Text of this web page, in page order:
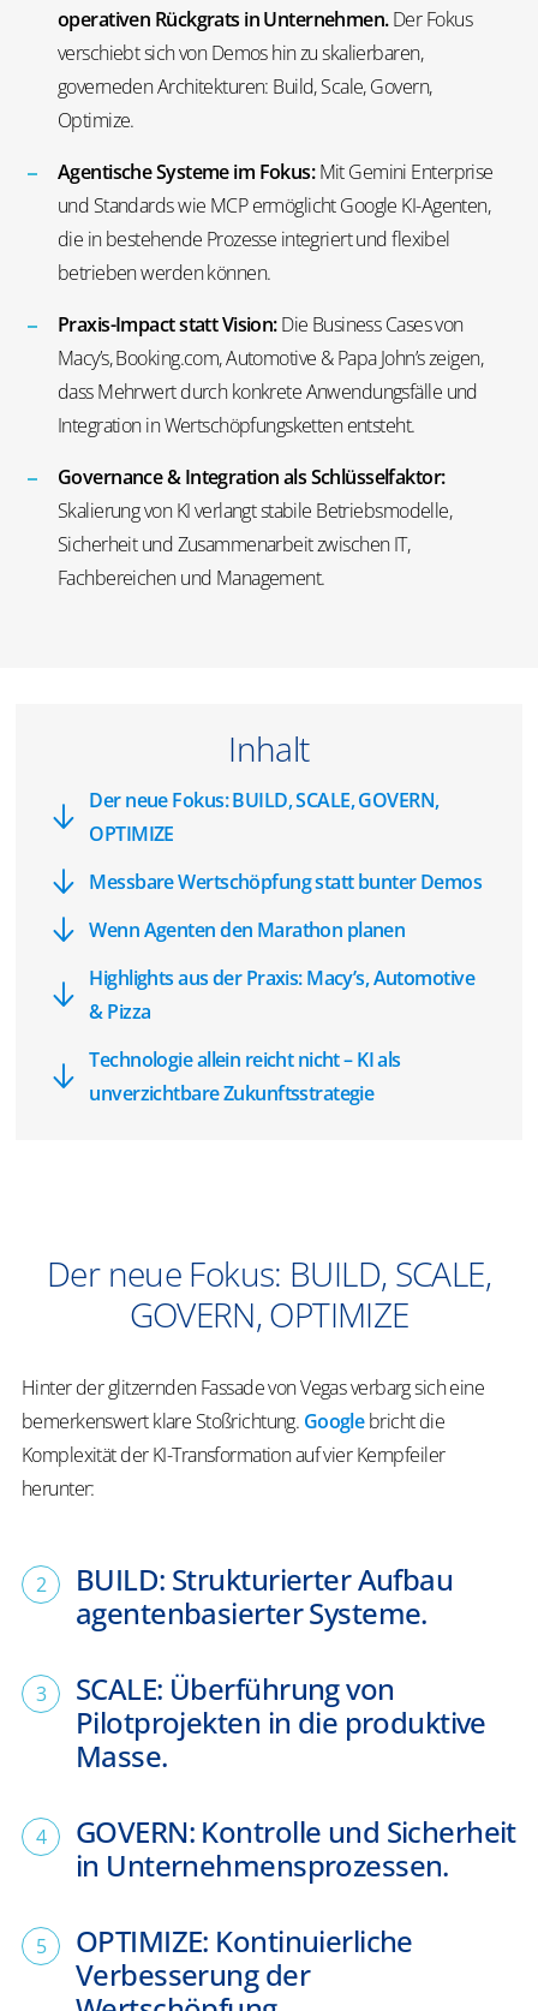
operativen Rückgrats in Unternehmen.Der Fokus
verschiebt sich von Demos hin zu skalierbaren,
governedenArchitekturen: Build, Scale, Govern,
Optimize.
AgentischeSysteme im Fokus:Mit Gemini Enterprise
und Standards wie MCP ermöglicht Google KI-Agenten,
die in bestehende Prozesse integriert und flexibel
betrieben werden können.
Praxis-Impact statt Vision:Die Business Cases von
Macy’s, Booking.com, Automotive & Papa John’s zeigen,
dass Mehrwert durch konkrete Anwendungsfälle und
Integration in Wertschöpfungsketten entsteht.
Governance& Integration als Schlüsselfaktor:
Skalierung von KI verlangt stabile Betriebsmodelle,
Sicherheit und Zusammenarbeit zwischen IT,
Fachbereichen und Management.
Inhalt
Der neue Fokus: BUILD, SCALE, GOVERN,
OPTIMIZE
Messbare Wertschöpfung statt bunter Demos
Wenn Agenten den Marathon planen
Highlights aus der Praxis: Macy’s, Automotive
& Pizza
Technologie allein reicht nicht – KI als
unverzichtbare Zukunftsstrategie
Der neue Fokus: BUILD, SCALE,
GOVERN, OPTIMIZE
Hinter der glitzernden Fassade von Vegas verbarg sich eine
bemerkenswert klare Stoßrichtung. Googlebricht die
Komplexität der KI-Transformation auf vier Kernpfeiler
herunter:
BUILD: Strukturierter Aufbau
agentenbasierter Systeme.
SCALE: Überführung von
Pilotprojekten in die produktive
Masse.
GOVERN: Kontrolle und Sicherheit
in Unternehmensprozessen.
OPTIMIZE: Kontinuierliche
Verbesserung der